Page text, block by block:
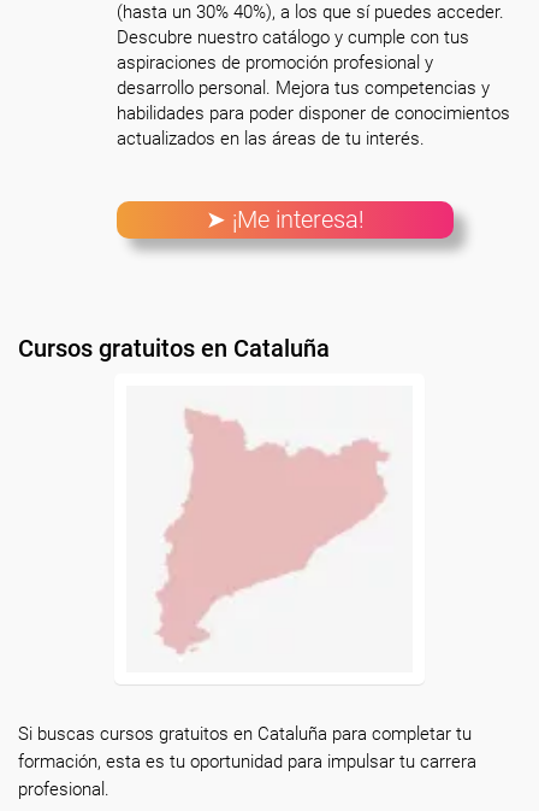
(hasta un 30% 40%), a los que sí puedes acceder.
Descubre nuestro catálogo y cumple con tus
aspiraciones de promoción profesional y
desarrollo personal. Mejora tus competencias y
habilidades para poder disponer de conocimientos
actualizados en las áreas de tu interés.
➤ ¡Me interesa!
Cursos gratuitos en Cataluña
Si buscas cursos gratuitos en Cataluña para completar tu
formación, esta es tu oportunidad para impulsar tu carrera
profesional.